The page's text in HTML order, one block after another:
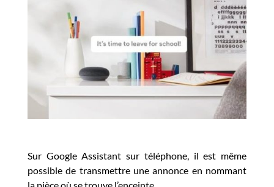
Sur Google Assistant sur téléphone, il est même
possible de transmettre une annonce en nommant